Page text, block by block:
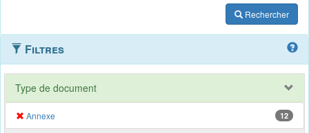
Rechercher
Filtres
Type de document
Annexe 12